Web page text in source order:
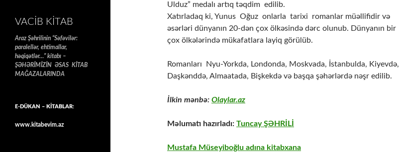
Ulduz” medalı artıq təqdim edilib.
Xatırladaq ki, Yunus Oğuz onlarla tarixi romanlar müəllifidir və
əsərləri dünyanın 20-dən çox ölkəsində dərc olunub. Dünyanın bir
çox ölkələrində mükafatlara layiq görülüb.
Romanları Nyu-Yorkda, Londonda, Moskvada, İstanbulda, Kiyevdə,
Daşkənddə, Almaatada, Bişkekdə və başqa şəhərlərdə nəşr edilib.
İlkin mənbə: Olaylar.az
Məlumatı hazırladı: Tuncay ŞƏHRİLİ
Mustafa Müseyiboğlu adına kitabxana
VACIB KITAB
Araz Şəhrilinin “Səfəvilər:
paralellər, ehtimallar,
həqiqətlər…” kitabı –
ŞƏHƏRİMİZİN ƏSAS KİTAB
MAĞAZALARINDA
E-DÜKAN – KİTABLAR:
www.kitabevim.az